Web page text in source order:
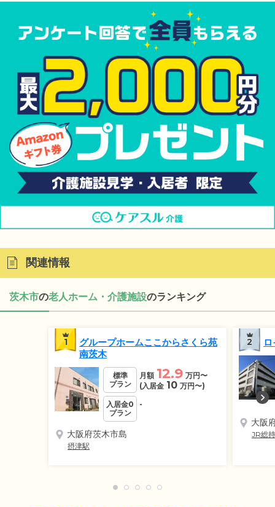
関連情報
茨木市の老人ホーム・介護施設のランキング
1
グループホームここからさくら苑
南茨木
標準
プラン
月額 12.9 万円〜
(入居金 10 万円〜)
入居金0
プラン
-
大阪府茨木市島
摂津駅
2
大阪
JR総